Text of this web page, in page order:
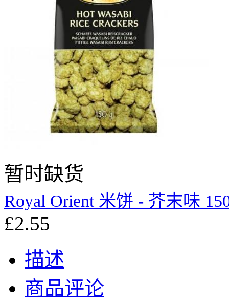
暂时缺货
Royal Orient 米饼 - 芥末味
£2.55
描述
商品评论